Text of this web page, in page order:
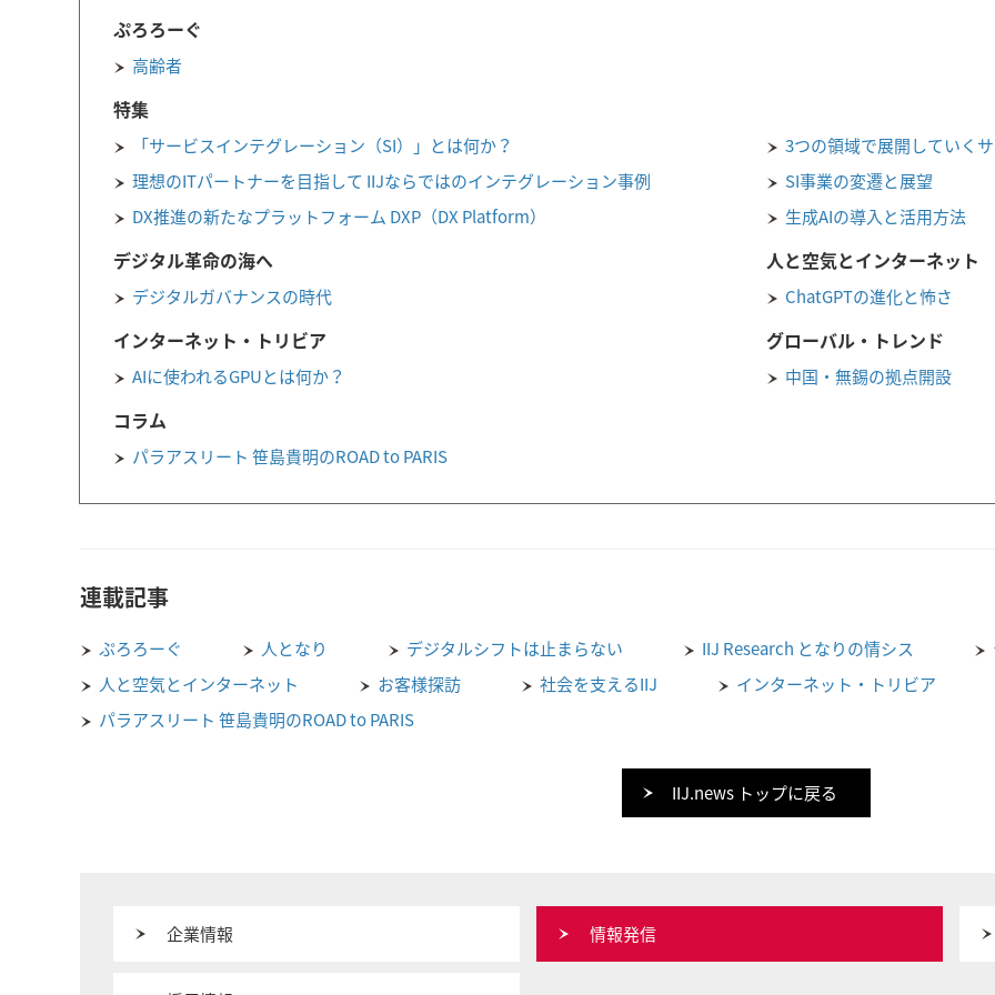
ぷろろーぐ
高齢者
特集
「サービスインテグレーション（SI）」とは何か？
3つの領域で展開していく
理想のITパートナーを目指して IIJならではのインテグレーション事例
SI事業の変遷と展望
DX推進の新たなプラットフォーム DXP（DX Platform）
生成AIの導入と活用方法
デジタル革命の海へ
デジタルガバナンスの時代
人と空気とインターネット
ChatGPTの進化と怖さ
インターネット・トリビア
AIに使われるGPUとは何か？
グローバル・トレンド
中国・無錫の拠点開設
コラム
パラアスリート 笹島貴明のROAD to PARIS
連載記事
ぷろろーぐ 人となり デジタルシフトは止まらない IIJ Research となりの情シス
人と空気とインターネット
お客様探訪 社会を支えるIIJ インターネット・トリビア
パラアスリート 笹島貴明のROAD to PARIS
IIJ.news トップに戻る
企業情報 情報発信